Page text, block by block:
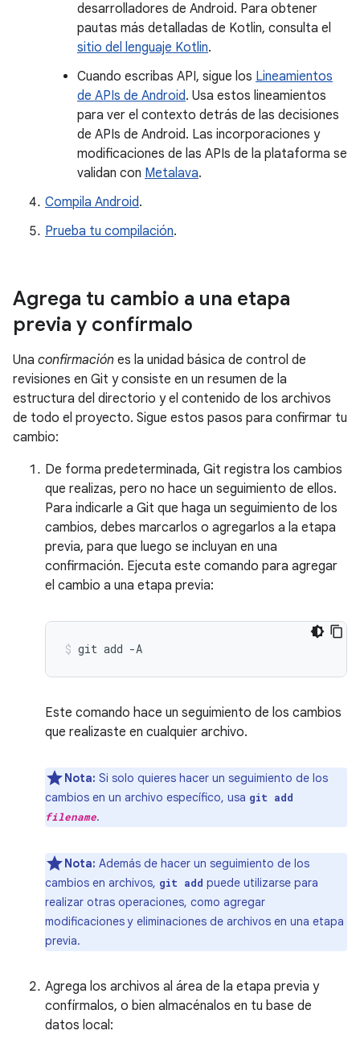
desarrolladores de Android. Para obtener
pautas más detalladas de Kotlin, consulta el
sitio del lenguaje Kotlin.
Cuando escribas API, sigue los Lineamientos
de APIs de Android. Usa estos lineamientos
para ver el contexto detrás de las decisiones
de APIs de Android. Las incorporaciones y
modificaciones de las APIs de la plataforma se
validan con Metalava.
Compila Android.
Prueba tu compilación.
Agrega tu cambio a una etapa
previa y confírmalo
Una confirmación es la unidad básica de control de
revisiones en Git y consiste en un resumen de la
estructura del directorio y el contenido de los archivos
de todo el proyecto. Sigue estos pasos para confirmar tu
cambio:
De forma predeterminada, Git registra los cambios
que realizas, pero no hace un seguimiento de ellos.
Para indicarle a Git que haga un seguimiento de los
cambios, debes marcarlos o agregarlos a la etapa
previa, para que luego se incluyan en una
confirmación. Ejecuta este comando para agregar
el cambio a una etapa previa:
git add -A
Este comando hace un seguimiento de los cambios
que realizaste en cualquier archivo.
Nota: Si solo quieres hacer un seguimiento de los
cambios en un archivo específico, usa git add
filename.
Nota: Además de hacer un seguimiento de los
cambios en archivos, git add puede utilizarse para
realizar otras operaciones, como agregar
modificaciones y eliminaciones de archivos en una etapa
previa.
Agrega los archivos al área de la etapa previa y
confírmalos, o bien almacénalos en tu base de
datos local: